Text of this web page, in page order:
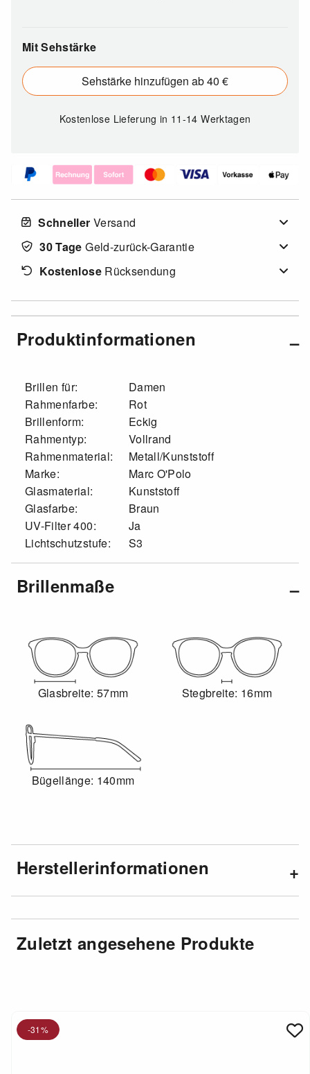
Mit Sehstärke
Sehstärke hinzufügen ab 40 €
Kostenlose Lieferungin 11-14 Werktagen
Schneller Versand
30 Tage Geld-zurück-Garantie
KostenloseRücksendung
Produktinformationen
Brillen für:
Damen
Rahmenfarbe:
Rot
Brillenform:
Eckig
Rahmentyp:
Vollrand
Rahmenmaterial:
Metall/Kunststoff
Marke:
Marc O'Polo
Glasmaterial:
Kunststoff
Glasfarbe:
Braun
UV-Filter 400:
Ja
Lichtschutzstufe:
S3
Brillenmaße
Glasbreite: 57mm Stegbreite: 16mm
Bügellänge: 140mm
Herstellerinformationen
Zuletzt angesehene Produkte
-31%